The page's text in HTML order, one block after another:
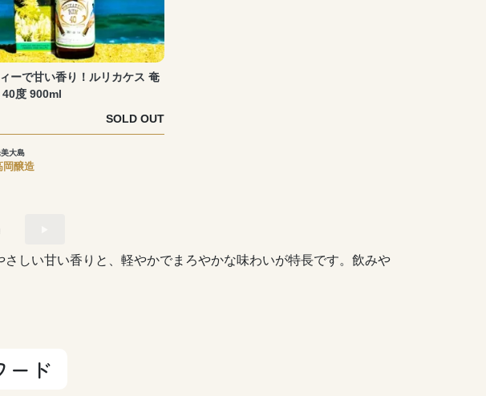
ーで甘い香り！ルリカケス 奄
度 900ml
SOLD OUT
大島
岡醸造
しい甘い香りと、軽やかでまろやかな味わいが特長です。飲みや
ード